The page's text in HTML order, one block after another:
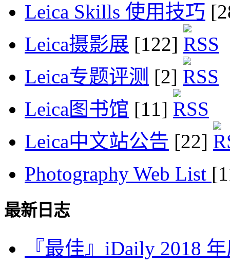
Leica Skills 使用技巧
Leica摄影展 [122]
Leica专题评测 [2]
Leica图书馆 [11]
Leica中文站公告 [22]
Photography Web List
最新日志
『最佳』iDaily 2018